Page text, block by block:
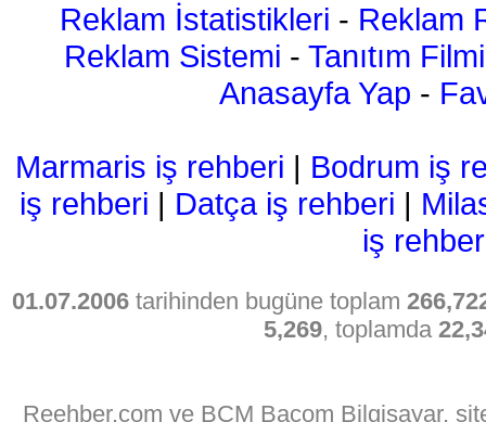
Reklam İstatistikleri - Reklam
Reklam Sistemi - Tanıtım Filmi
Anasayfa Yap -
Marmaris iş rehberi | Bodrum iş
iş rehberi | Datça iş rehberi |
iş
01.07.2006 tarihinden bugüne toplam
5,269, toplamda
Reehber.com ve BCM Bacom Bilgisayar,